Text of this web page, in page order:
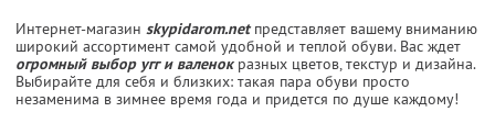
Интернет-магазин skypidarom.netпредставляет вашему вниманию
широкий ассортимент самой удобной и теплой обуви. Вас ждет
огромный выбор угг и валенокразных цветов, текстур и дизайна.
Выбирайте для себя и близких: такая пара обуви просто
незаменима в зимнее время года и придется по душе каждому!